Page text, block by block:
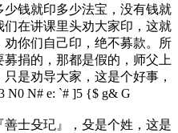
钱就印多少法宝，没有钱就
在讲课里头劝大家印，这就
你们自己印，绝不募款。所
捐的，那都是假的，师父上
是劝导大家，这是个好事，
N0 N# e: `# ]5 {$ g& G
士殳玘』，殳是个姓，这是